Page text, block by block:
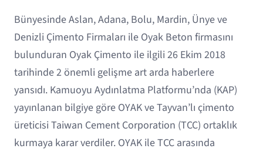
Bünyesinde Aslan, Adana, Bolu, Mardin, Ünye ve
Denizli Çimento Firmaları ile Oyak Beton firmasını
bulunduran Oyak Çimento ile ilgili 26 Ekim 2018
tarihinde 2 önemli gelişme art arda haberlere
yansıdı. Kamuoyu Aydınlatma Platformu’nda (KAP)
yayınlanan bilgiye göre OYAK ve Tayvan’lı çimento
üreticisi Taiwan Cement Corporation (TCC) ortaklık
kurmaya karar verdiler. OYAK ile TCC arasında